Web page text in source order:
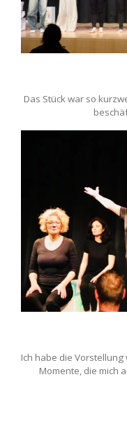
Das Stück war so
Ich habe die
Momente, die mich